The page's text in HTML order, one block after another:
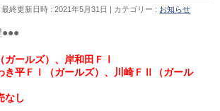
最終更新日時 : 2021年5月31日 カテゴリー : お知らせ
●●●
ールズ）、岸和田ＦⅠ
き平ＦⅠ（ガールズ）、川崎ＦⅡ（ガール
なし